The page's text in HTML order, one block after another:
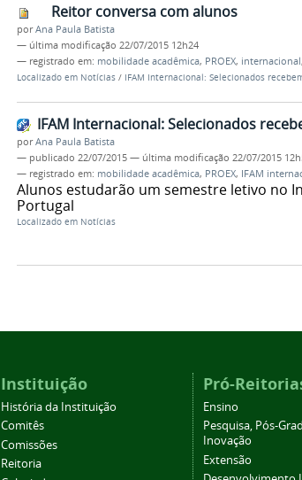
Reitor conversa com alunos
porAna Paula Batista
— última modificação 22/07/2015 12h24
— registrado em: mobilidade acadêmica, PROEX, internacional,
Localizado em Notícias / IFAM Internacional: Selecionados
IFAM Internacional: Selecionados
porAna Paula Batista
— publicado 22/07/2015 — última modificação 22/07/2015
— registrado em: mobilidade acadêmica, PROEX, IFAM
Alunos estudarão um semestre letivo no
Portugal
Localizado em Notícias
Instituição
História da Instituição
Comitês
Comissões
Reitoria
Pró-
Ensino
Pesquisa, Pós-
Inovação
Extensão